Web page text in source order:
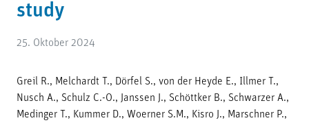
study
25. Oktober 2024
Greil R., Melchardt T., Dörfel S., von der Heyde E., Illmer T.,
Nusch A., Schulz C.-O., Janssen J., Schöttker B., Schwarzer A.,
Medinger T., Kummer D., Woerner S.M., Kisro J., Marschner P.,